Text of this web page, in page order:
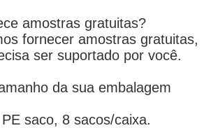
amostras gratuitas?
fornecer amostras gratuitas,
ser suportado por você.
da sua embalagem
saco, 8 sacos/caixa.